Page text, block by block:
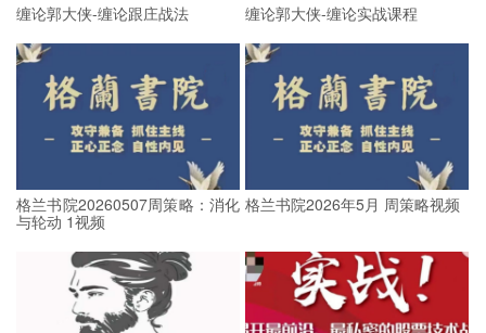
缠论郭大侠-缠论跟庄战法 缠论郭大侠-缠论实战课程
格兰书院20260507周策略：消化
与轮动 1视频
格兰书院2026年5月 周策略视频